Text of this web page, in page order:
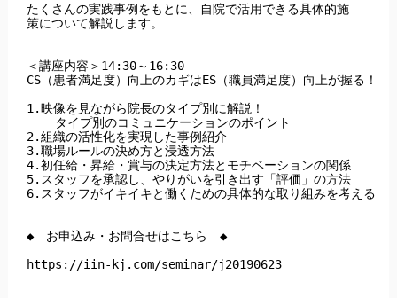
たくさんの実践事例をもとに、自院で活用できる具体的施
策について解説します。
＜講座内容＞14:30～16:30
CS（患者満足度）向上のカギはES（職員満足度）向上が握る！
1.映像を見ながら院長のタイプ別に解説！
    タイプ別のコミュニケーションのポイント
2.組織の活性化を実現した事例紹介
3.職場ルールの決め方と浸透方法
4.初任給・昇給・賞与の決定方法とモチベーションの関係
5.スタッフを承認し、やりがいを引き出す「評価」の方法
6.スタッフがイキイキと働くための具体的な取り組みを考える
◆　お申込み・お問合せはこちら　◆
https://iin-kj.com/seminar/j20190623